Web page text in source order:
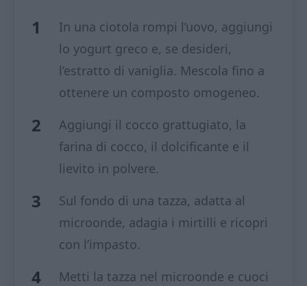
In una ciotola rompi l’uovo, aggiungi
lo yogurt greco e, se desideri,
l’estratto di vaniglia. Mescola fino a
ottenere un composto omogeneo.
Aggiungi il cocco grattugiato, la
farina di cocco, il dolcificante e il
lievito in polvere.
Sul fondo di una tazza, adatta al
microonde, adagia i mirtilli e ricopri
con l’impasto.
Metti la tazza nel microonde e cuoci